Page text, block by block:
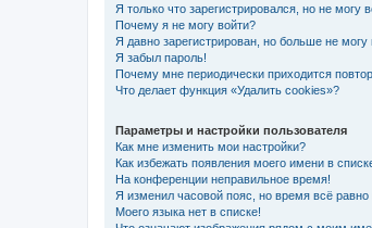
Я только что зарегистрировался, но не могу
Почему я не могу войти?
Я давно зарегистрирован, но больше не могу
Я забыл пароль!
Почему мне периодически приходится
Что делает функция «Удалить cookies»?
Параметры и настройки пользователя
Как мне изменить мои настройки?
Как избежать появления моего имени в
На конференции неправильное время!
Я изменил часовой пояс, но время всё равно
Моего языка нет в списке!